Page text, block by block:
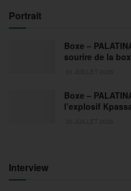
Portrait
Boxe –
sourire de la
Boxe –
l’explosif
Interview